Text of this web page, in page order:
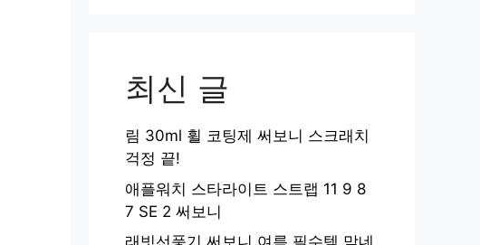
최신 글
림 30ml 휠 코팅제 써보니 스크래치
걱정 끝!
애플워치 스타라이트 스트랩 11 9 8
7 SE 2 써보니
래빗선풍기 써보니 여름 필수템 맞네